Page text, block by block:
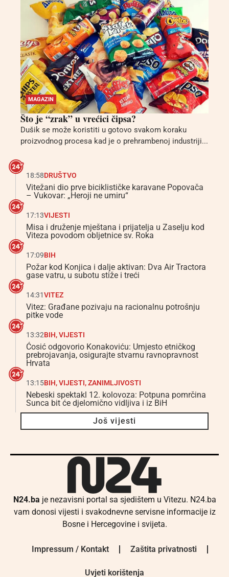
MAGAZIN
Što je “zrak” u vrećici čipsa?
Dušik se može koristiti u gotovo svakom koraku
proizvodnog procesa kad je o prehrambenoj industriji...
18:58DRUŠTVO
Vitežani dio prve biciklističke karavane Popovača
– Vukovar: „Heroji ne umiru“
17:13VIJESTI
Misa i druženje mještana i prijatelja u Zaselju kod
Viteza povodom obljetnice sv. Roka
17:09BIH
Požar kod Konjica i dalje aktivan: Dva Air Tractora
gase vatru, u subotu stiže i treći
14:31VITEZ
Vitez: Građane pozivaju na racionalnu potrošnju
pitke vode
13:32BIH,VIJESTI
Ćosić odgovorio Konakoviću: Umjesto etničkog
prebrojavanja, osigurajte stvarnu ravnopravnost
Hrvata
13:15BIH,VIJESTI,ZANIMLJIVOSTI
Nebeski spektakl 12. kolovoza: Potpuna pomrčina
Sunca bit će djelomično vidljiva i iz BiH
Još vijesti
N24.ba je nezavisni portal sa sjedištem u Vitezu. N24.ba
vam donosi vijesti i svakodnevne servisne informacije iz
Bosne i Hercegovine i svijeta.
Impressum / Kontakt Zaštita privatnosti
Uvjeti korištenja